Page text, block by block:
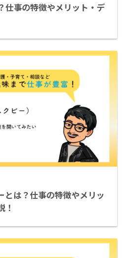
仕事の特徴やメリット・デ
とは？仕事の特徴やメリッ
！